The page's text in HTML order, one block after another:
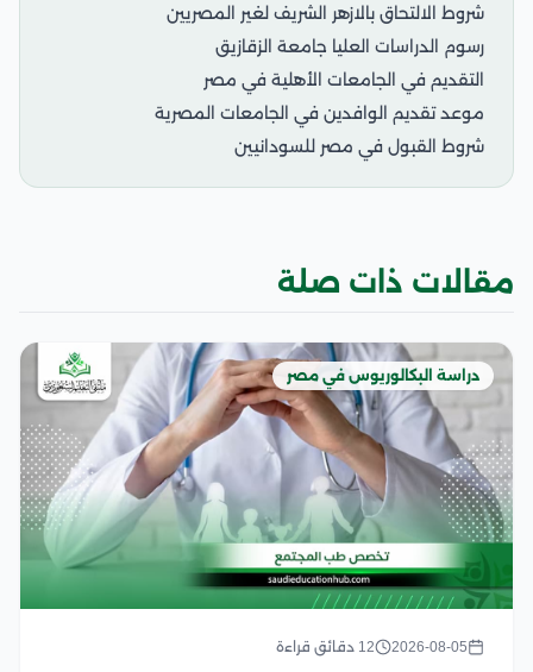
شروط الالتحاق بالازهر الشريف لغير المصريين
رسوم الدراسات العليا جامعة الزقازيق
التقديم في الجامعات الأهلية في مصر
موعد تقديم الوافدين في الجامعات المصرية
شروط القبول في مصر للسودانيين
مقالات ذات صلة
دراسة البكالوريوس في مصر
2026-08-05 12 دقائق قراءة